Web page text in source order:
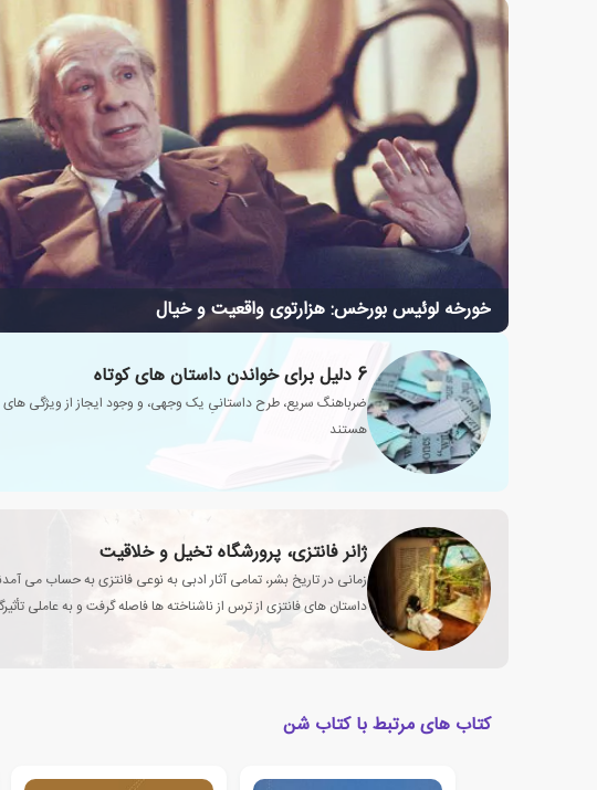
خورخه لوئیس بورخس: هزارتوی واقعیت و خیال
6 دلیل برای خواندن داستان های کوتاه
ضرباهنگ سریع، طرح داستانیِ یک وجهی، و وجود ایجاز از ویژگی های
هستند
ژانر فانتزی، پرورشگاه تخیل و خلاقیت
زمانی در تاریخ بشر، تمامی آثار ادبی به نوعی فانتزی به حساب می
داستان های فانتزی از ترس از ناشناخته ها فاصله گرفت و به عاملی
کتاب های مرتبط با کتاب شن